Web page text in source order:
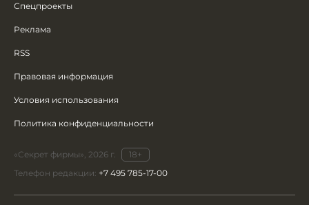
Спецпроекты
Реклама
RSS
Правовая информация
Условия использования
Политика конфиденциальности
«Секрет фирмы», 2026 г.
18+
Телефон редакции: +7 495 785-17-00